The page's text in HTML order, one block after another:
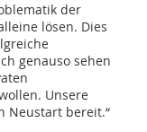
der
lösen. Dies
genauso sehen
Unsere
Neustart bereit.“